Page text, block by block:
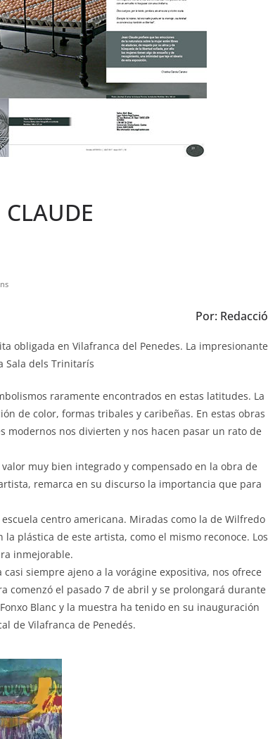
Por: Redacció
obligada en Vilafranca del Penedes. La impresionante
Sala dels Trinitarís
raramente encontrados en estas latitudes. La
de color, formas tribales y caribeñas. En estas obras
nos divierten y nos hacen pasar un rato de
muy bien integrado y compensado en la obra de
remarca en su discurso la importancia que para
centro americana. Miradas como la de Wilfredo
plástica de este artista, como el mismo reconoce. Los
inmejorable.
siempre ajeno a la vorágine expositiva, nos ofrece
comenzó el pasado 7 de abril y se prolongará durante
Blanc y la muestra ha tenido en su inauguración
de Vilafranca de Penedés.